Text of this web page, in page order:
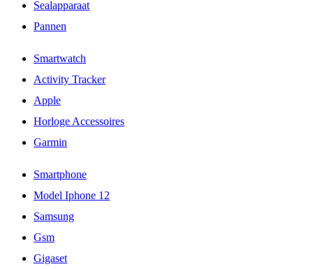
Sealapparaat
Pannen
Smartwatch
Activity Tracker
Apple
Horloge Accessoires
Garmin
Smartphone
Model Iphone 12
Samsung
Gsm
Gigaset